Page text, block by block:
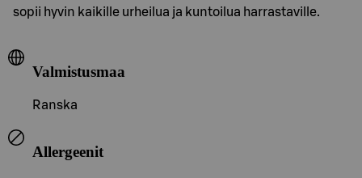
sopii hyvin kaikille urheilua ja kuntoilua harrastaville.
Valmistusmaa
Ranska
Allergeenit